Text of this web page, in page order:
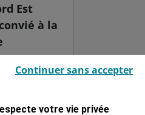
Est
à la
par
devotre vie privée
de bon fonctionnement et de
Continuer sans accepter